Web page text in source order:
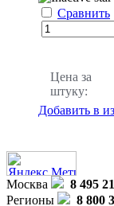
Сравнить
Цена за
штуку:
Добавить в
Москва
8 495
Регионы
8 800